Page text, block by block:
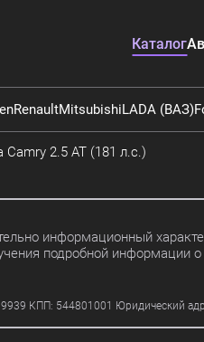
Каталог
RenaultMitsubishiLADA (ВАЗ)
Camry 2.5 AT (181 л.с.)
информационный
подробной информации
КПП: 544801001 Юридический